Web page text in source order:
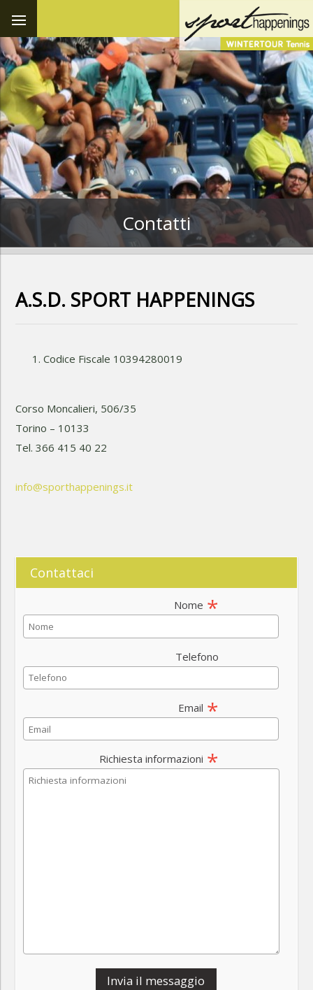
Contatti
A.S.D. SPORT HAPPENINGS
Codice Fiscale 10394280019
Corso Moncalieri, 506/35
Torino – 10133
Tel. 366 415 40 22
info@sporthappenings.it
Contattaci
Nome *
Telefono
Email *
Richiesta informazioni *
Invia il messaggio